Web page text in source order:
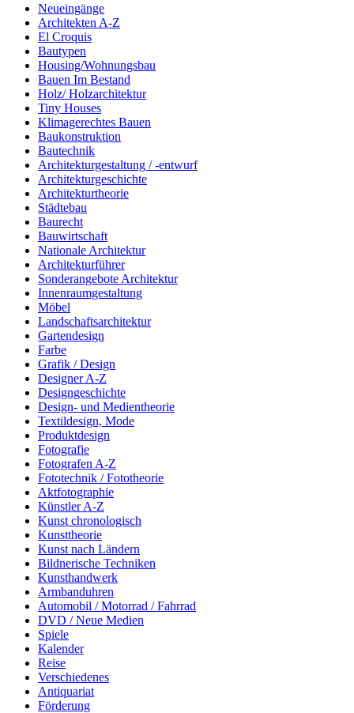
Neueingänge
Architekten A-Z
El Croquis
Bautypen
Housing/Wohnungsbau
Bauen Im Bestand
Holz/ Holzarchitektur
Tiny Houses
Klimagerechtes Bauen
Baukonstruktion
Bautechnik
Architekturgestaltung / -entwurf
Architekturgeschichte
Architekturtheorie
Städtebau
Baurecht
Bauwirtschaft
Nationale Architektur
Architekturführer
Sonderangebote Architektur
Innenraumgestaltung
Möbel
Landschaftsarchitektur
Gartendesign
Farbe
Grafik / Design
Designer A-Z
Designgeschichte
Design- und Medientheorie
Textildesign, Mode
Produktdesign
Fotografie
Fotografen A-Z
Fototechnik / Fototheorie
Aktfotographie
Künstler A-Z
Kunst chronologisch
Kunsttheorie
Kunst nach Ländern
Bildnerische Techniken
Kunsthandwerk
Armbanduhren
Automobil / Motorrad / Fahrrad
DVD / Neue Medien
Spiele
Kalender
Reise
Verschiedenes
Antiquariat
Förderung